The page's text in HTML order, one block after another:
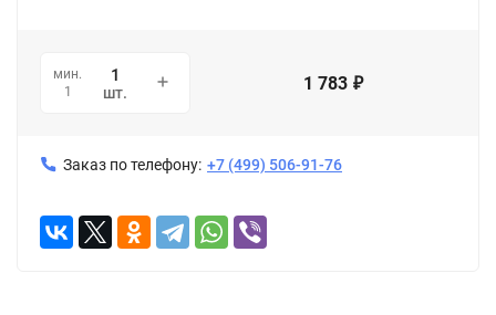
мин.
1
шт. 1 783 ₽
Заказ по телефону: +7 (499) 506-91-76